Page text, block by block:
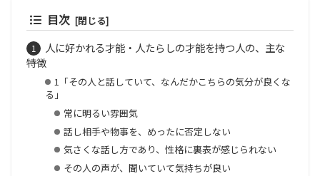
目次
人に好かれる才能・人たらしの才能を持つ人の、主な
特徴
1「その人と話していて、なんだかこちらの気分が良くな
る」
常に明るい雰囲気
話し相手や物事を、めったに否定しない
気さくな話し方であり、性格に裏表が感じられない
その人の声が、聞いていて気持ちが良い